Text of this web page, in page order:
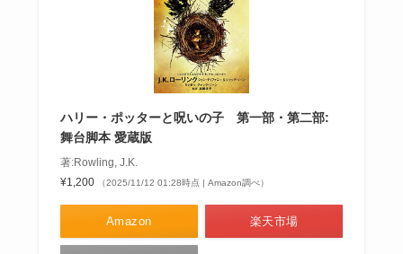
ハリー・ポッターと呪いの子 第一部・第二部:
舞台脚本 愛蔵版
著:Rowling, J.K.
¥1,200
（2025/11/12 01:28時点 | Amazon調べ）
Amazon 楽天市場